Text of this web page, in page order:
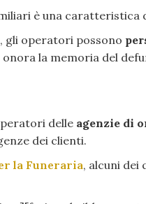
è una caratteristica
gli operatori possono
onora la memoria del
delle agenzie di
dei clienti.
la Funeraria, alcuni dei